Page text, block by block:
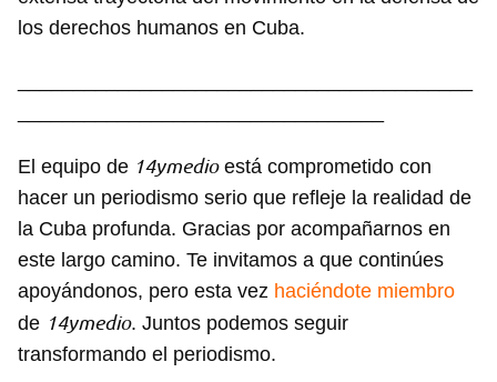
Para poder guardar como favorito, primero has de
iniciar sesión con tu cuenta de 14ymedio.
INICIAR SESIÓN CANCELAR
los derechos humanos en Cuba.
El equipo de 14ymedioestá comprometido con
hacer un periodismo serio que refleje la realidad de
la Cuba profunda. Gracias por acompañarnos en
este largo camino. Te invitamos a que continúes
apoyándonos, pero esta vez haciéndote miembro
de 14ymedio. Juntos podemos seguir
transformando el periodismo.